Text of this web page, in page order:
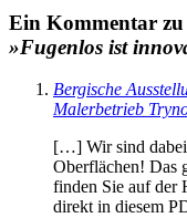
Ein Kommentar zu
»Fugenlos ist
Bergische
Malerbetrieb
[…] Wir sind dabei
Oberflächen! Das
finden Sie auf der
direkt in diesem